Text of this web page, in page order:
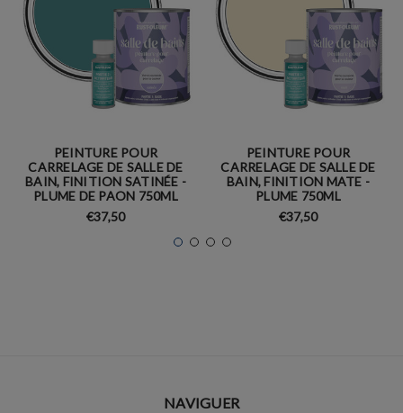
PEINTURE POUR
CARRELAGE DE SALLE DE
BAIN, FINITION SATINÉE -
PLUME DE PAON 750ML
€37,50
PEINTURE POUR
CARRELAGE DE SALLE DE
BAIN, FINITION MATE -
PLUME 750ML
€37,50
NAVIGUER